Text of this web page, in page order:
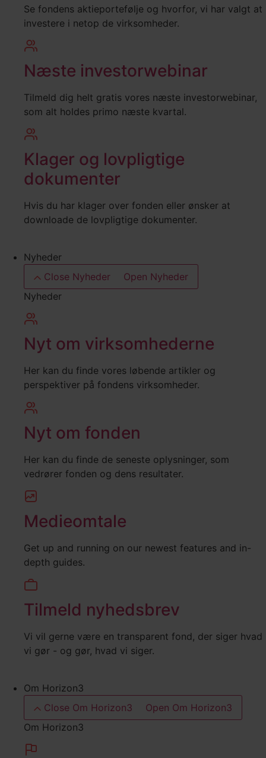
Se fondens aktieportefølje og hvorfor, vi har valgt at
investere i netop de virksomheder.
Næste investorwebinar
Tilmeld dig helt gratis vores næste investorwebinar,
som alt holdes primo næste kvartal.
Klager og lovpligtige
dokumenter
Hvis du har klager over fonden eller ønsker at
downloade de lovpligtige dokumenter.
Nyheder
Close Nyheder
Open Nyheder
Nyheder
Nyt om virksomhederne
Her kan du finde vores løbende artikler og
perspektiver på fondens virksomheder.
Nyt om fonden
Her kan du finde de seneste oplysninger, som
vedrører fonden og dens resultater.
Medieomtale
Get up and running on our newest features and in-
depth guides.
Tilmeld nyhedsbrev
Vi vil gerne være en transparent fond, der siger hvad
vi gør - og gør, hvad vi siger.
Om Horizon3
Close Om Horizon3
Open Om Horizon3
Om Horizon3